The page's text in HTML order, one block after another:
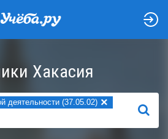
Хакасия
деятельности (37.05.02) ×
НАЙТИ